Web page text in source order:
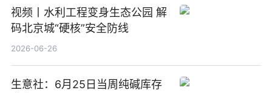
视频丨水利工程变身生态公园 解
码北京城“硬核”安全防线
2026-06-26
生意社：6月25日当周纯碱库存